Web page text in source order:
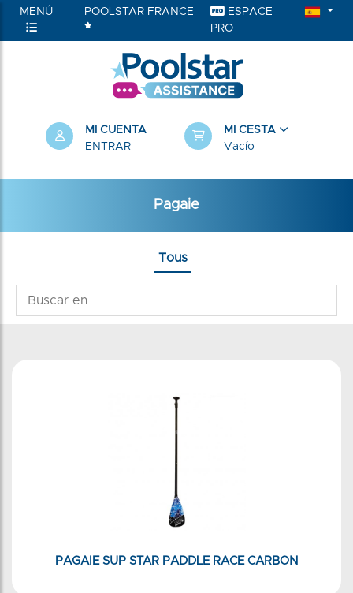
MENÚ POOLSTAR FRANCE
ESPACE
PRO
MI CUENTA
ENTRAR
MI CESTA
Vacío
Pagaie
Tous
PAGAIE SUP STAR PADDLE RACE CARBON